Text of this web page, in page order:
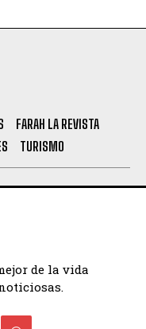
FARAH LA REVISTA
TURISMO
de la vida